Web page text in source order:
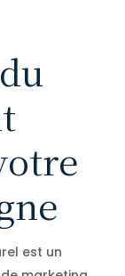
est un